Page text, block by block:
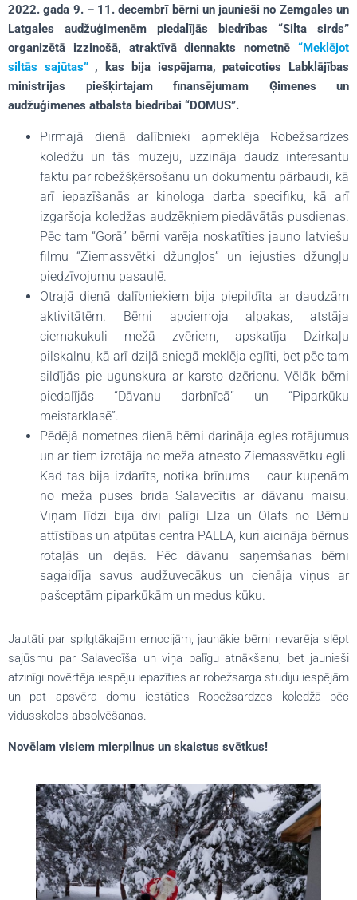
2022. gada 9. – 11. decembrī bērni un jaunieši no Zemgales un
Latgales audžuģimenēm piedalījās biedrības “Silta sirds”
organizētā izzinošā, atraktīvā diennakts nometnē “Meklējot
siltās sajūtas”, kas bija iespējama, pateicoties Labklājības
ministrijas piešķirtajam finansējumam Ģimenes un
audžuģimenes atbalsta biedrībai “DOMUS”.
Pirmajā dienā dalībnieki apmeklēja Robežsardzes
koledžu un tās muzeju, uzzināja daudz interesantu
faktu par robežšķērsošanu un dokumentu pārbaudi, kā
arī iepazīšanās ar kinologa darba specifiku, kā arī
izgaršoja koledžas audzēkņiem piedāvātās pusdienas.
Pēc tam “Gorā” bērni varēja noskatīties jauno latviešu
filmu “Ziemassvētki džungļos” un iejusties džungļu
piedzīvojumu pasaulē.
Otrajā dienā dalībniekiem bija piepildīta ar daudzām
aktivitātēm. Bērni apciemoja alpakas, atstāja
ciemakukuli mežā zvēriem, apskatīja Dzirkaļu
pilskalnu, kā arī dziļā sniegā meklēja eglīti, bet pēc tam
sildījās pie ugunskura ar karsto dzērienu. Vēlāk bērni
piedalījās “Dāvanu darbnīcā” un “Piparkūku
meistarklasē”.
Pēdējā nometnes dienā bērni darināja egles rotājumus
un ar tiem izrotāja no meža atnesto Ziemassvētku egli.
Kad tas bija izdarīts, notika brīnums – caur kupenām
no meža puses brida Salavecītis ar dāvanu maisu.
Viņam līdzi bija divi palīgi Elza un Olafs no Bērnu
attīstības un atpūtas centra PALLA, kuri aicināja bērnus
rotaļās un dejās. Pēc dāvanu saņemšanas bērni
sagaidīja savus audžuvecākus un cienāja viņus ar
pašceptām piparkūkām un medus kūku.
Jautāti par spilgtākajām emocijām, jaunākie bērni nevarēja slēpt
sajūsmu par Salavecīša un viņa palīgu atnākšanu, bet jaunieši
atzinīgi novērtēja iespēju iepazīties ar robežsarga studiju iespējām
un pat apsvēra domu iestāties Robežsardzes koledžā pēc
vidusskolas absolvēšanas.
Novēlam visiem mierpilnus un skaistus svētkus!